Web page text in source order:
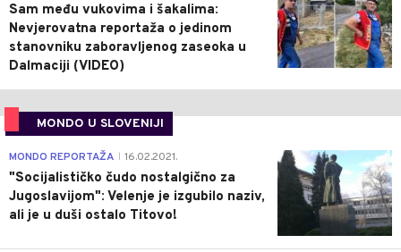
Sam među vukovima i šakalima:
Nevjerovatna reportaža o jedinom
stanovniku zaboravljenog zaseoka u
Dalmaciji (VIDEO)
MONDO U SLOVENIJI
4
MONDO REPORTAŽA 16.02.2021.
"Socijalističko čudo nostalgično za
Jugoslavijom": Velenje je izgubilo naziv,
ali je u duši ostalo Titovo!